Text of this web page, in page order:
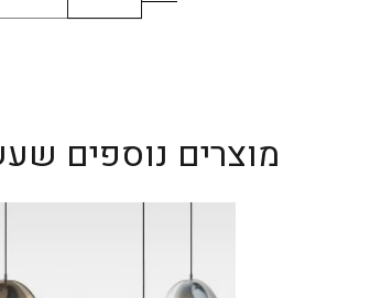
של
מוצרים נוספים